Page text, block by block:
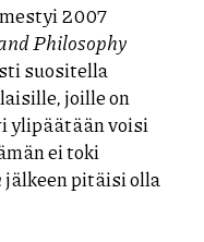
2007
Philosophy
suositella
joille on
ylipäätään voisi
ei toki
jälkeen pitäisi olla